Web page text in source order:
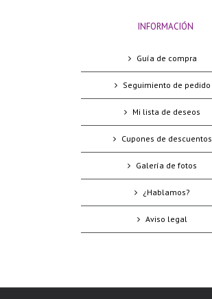
INFORMACIÓN
Guía de compra
Seguimiento de pedido
Mi lista de deseos
Cupones de descuentos
Galería de fotos
¿Hablamos?
Aviso legal